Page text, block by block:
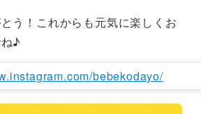
う！これからも元気に楽しくお
♪
bebekodayo/